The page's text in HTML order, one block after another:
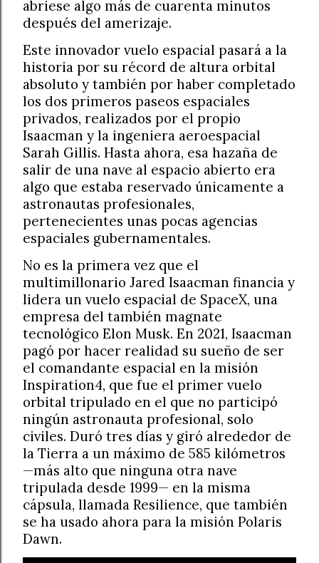
abriese algo más de cuarenta minutos
después del amerizaje.
Este innovador vuelo espacial pasará a la
historia por su récord de altura orbital
absoluto y también por haber completado
los dos primeros paseos espaciales
privados, realizados por el propio
Isaacman y la ingeniera aeroespacial
Sarah Gillis. Hasta ahora, esa hazaña de
salir de una nave al espacio abierto era
algo que estaba reservado únicamente a
astronautas profesionales,
pertenecientes unas pocas agencias
espaciales gubernamentales.
No es la primera vez que el
multimillonario Jared Isaacman financia y
lidera un vuelo espacial de SpaceX, una
empresa del también magnate
tecnológico Elon Musk. En 2021, Isaacman
pagó por hacer realidad su sueño de ser
el comandante espacial en la misión
Inspiration4, que fue el primer vuelo
orbital tripulado en el que no participó
ningún astronauta profesional, solo
civiles. Duró tres días y giró alrededor de
la Tierra a un máximo de 585 kilómetros
—más alto que ninguna otra nave
tripulada desde 1999— en la misma
cápsula, llamada Resilience, que también
se ha usado ahora para la misión Polaris
Dawn.